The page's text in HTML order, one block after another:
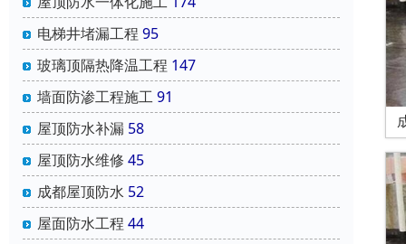
电梯井堵漏工程 95
玻璃顶隔热降温工程 147
墙面防渗工程施工91
屋顶防水补漏 58
屋顶防水维修 45
成都屋顶防水 52
屋面防水工程 44